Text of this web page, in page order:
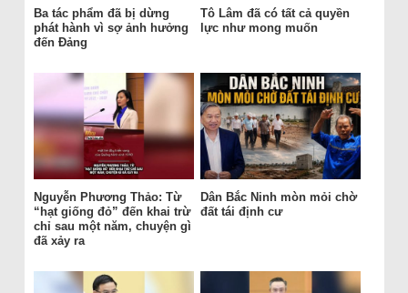
Ba tác phẩm đã bị dừng
phát hành vì sợ ảnh hưởng
đến Đảng
Tô Lâm đã có tất cả quyền
lực như mong muốn
Nguyễn Phương Thảo: Từ
“hạt giống đỏ” đến khai trừ
chỉ sau một năm, chuyện gì
đã xảy ra
Dân Bắc Ninh mòn mỏi chờ
đất tái định cư